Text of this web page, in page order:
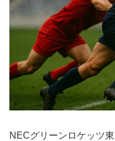
NECグリーンロケッツ